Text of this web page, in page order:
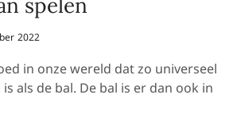
spelen
2022
in onze wereld dat zo universeel
als de bal. De bal is er dan ook in